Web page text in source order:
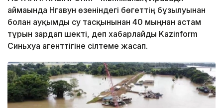
аймағында Нгавун өзеніндегі бөгеттің бұзылуынан
болған ауқымды су тасқынынан 40 мыңнан астам
тұрғын зардап шекті, деп хабарлайды Kazinform
Синьхуа агенттігіне сілтеме жасап.